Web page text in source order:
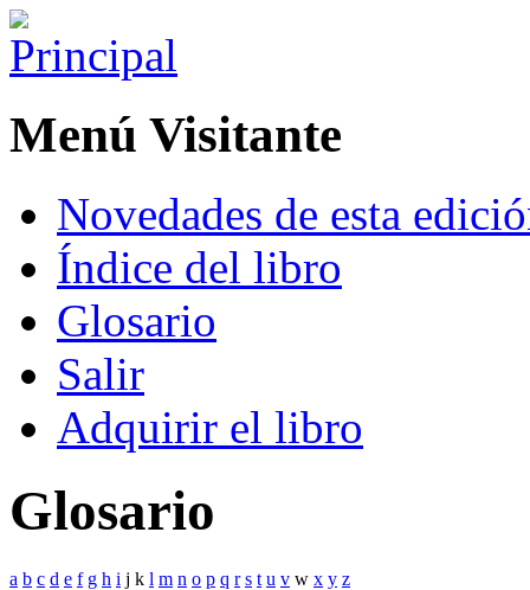
Menú Visitante
Novedades de esta
Índice del libro
Glosario
Salir
Adquirir el libro
Glosario
a b c d e f g h i j k l m n o p q r s t u v w x y z